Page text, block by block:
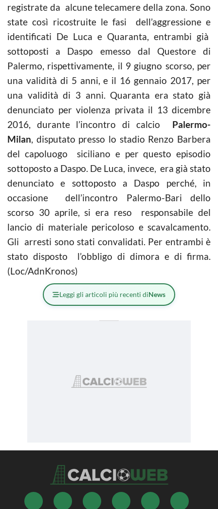
registrate da alcune telecamere della zona. Sono
state così ricostruite le fasi dell’aggressione e
identificati De Luca e Quaranta, entrambi già
sottoposti a Daspo emesso dal Questore di
Palermo, rispettivamente, il 9 giugno scorso, per
una validità di 5 anni, e il 16 gennaio 2017, per
una validità di 3 anni. Quaranta era stato già
denunciato per violenza privata il 13 dicembre
2016, durante l’incontro di calcio Palermo-
Milan, disputato presso lo stadio Renzo Barbera
del capoluogo siciliano e per questo episodio
sottoposto a Daspo. De Luca, invece, era già stato
denunciato e sottoposto a Daspo perché, in
occasione dell’incontro Palermo-Bari dello
scorso 30 aprile, si era reso responsabile del
lancio di materiale pericoloso e scavalcamento.
Gli arresti sono stati convalidati. Per entrambi è
stato disposto l’obbligo di dimora e di firma.
(Loc/AdnKronos)
Leggi gli articoli più recenti diNews